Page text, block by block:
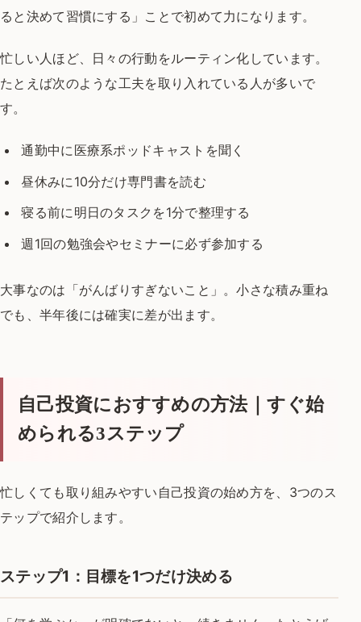
ると決めて習慣にする」ことで初めて力になります。
忙しい人ほど、日々の行動をルーティン化しています。
たとえば次のような工夫を取り入れている人が多いで
す。
通勤中に医療系ポッドキャストを聞く
昼休みに10分だけ専門書を読む
寝る前に明日のタスクを1分で整理する
週1回の勉強会やセミナーに必ず参加する
大事なのは「がんばりすぎないこと」。小さな積み重ね
でも、半年後には確実に差が出ます。
自己投資におすすめの方法｜すぐ始
められる3ステップ
忙しくても取り組みやすい自己投資の始め方を、 3つのス
テップで紹介します。
ステップ1：目標を1つだけ決める